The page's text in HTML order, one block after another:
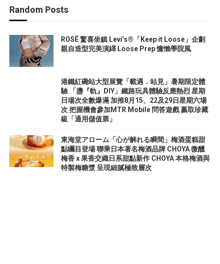
Random Posts
ROSÉ 驚喜坐鎮 Levi’s®「Keep it Loose」企劃
親自造型完美演繹 Loose Prep 慵懶學院風
港鐵紅磡站大型展覽「載遇．站見」暑期限定體
驗 「盞『軌』DIY」鐵路玩具體驗反應熱烈 星期
日場次全數爆滿 加推8月15、22及29日星期六場
次 把握機會參加MTR Mobile 問答遊戲 贏取珍藏
級「通用儲值票」
東海堂アローム「心が解れる瞬間」梅酒蛋糕甜
點矚目登場 聯乘日本著名梅酒品牌 CHOYA 微醺
梅香 x 果香交織日系甜點新作 CHOYA 本格梅酒與
特製梅糖漿 呈現細膩極致層次